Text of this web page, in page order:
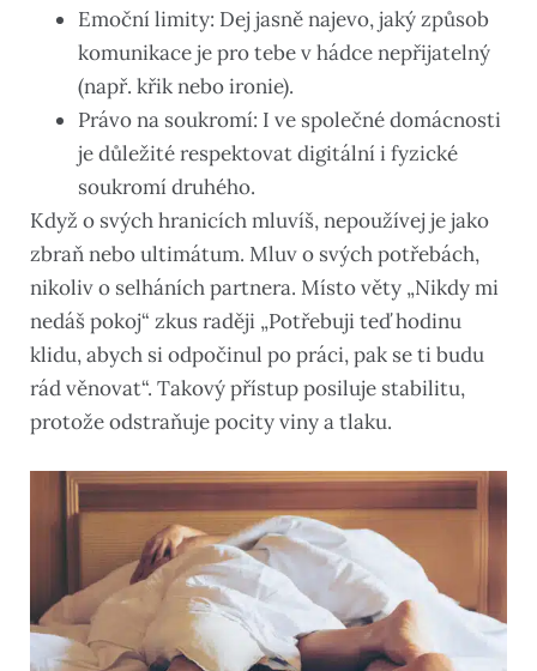
Emoční limity: Dej jasně najevo, jaký způsob
komunikace je pro tebe v hádce nepřijatelný
(např. křik nebo ironie).
Právo na soukromí: I ve společné domácnosti
je důležité respektovat digitální i fyzické
soukromí druhého.
Když o svých hranicích mluvíš, nepoužívej je jako
zbraň nebo ultimátum. Mluv o svých potřebách,
nikoliv o selháních partnera. Místo věty „Nikdy mi
nedáš pokoj“ zkus raději „Potřebuji teď hodinu
klidu, abych si odpočinul po práci, pak se ti budu
rád věnovat“. Takový přístup posiluje stabilitu,
protože odstraňuje pocity viny a tlaku.